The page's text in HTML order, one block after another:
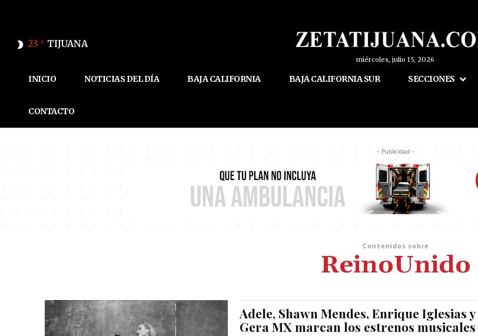
23 C TIJUANA
miércoles, julio 15, 2026
INICIO NOTICIAS DEL DÍA BAJA CALIFORNIA BAJA CALIFORNIA SUR SECCIONES
CONTACTO
- Publicidad -
Contenidos sobre
ReinoUnido
Adele, Shawn Mendes, Enrique Iglesias y
Gera MX marcan los estrenos musicales